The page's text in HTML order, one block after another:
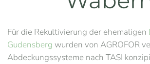
Für die Rekultivierung der ehemaligen
Gudensberg wurden von AGROFOR
Abdeckungssysteme nach TASI